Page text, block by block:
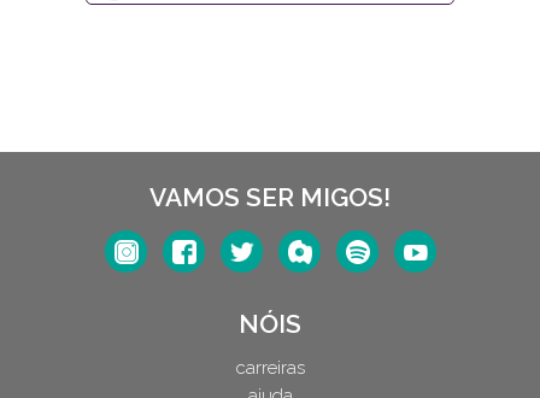
VAMOS SER MIGOS!
NÓIS
carreiras